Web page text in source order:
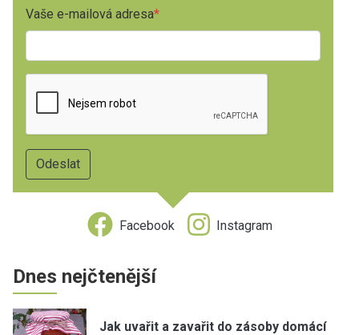
Vaše e-mailová adresa
Facebook Instagram
Dnes nejčtenější
Jak uvařit a zavařit do zásoby domácí